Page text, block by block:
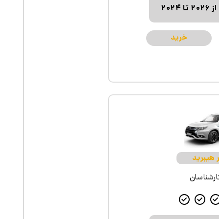
از ۲۰۲۶ تا ۲۰۲۴
خرید
هیبرید